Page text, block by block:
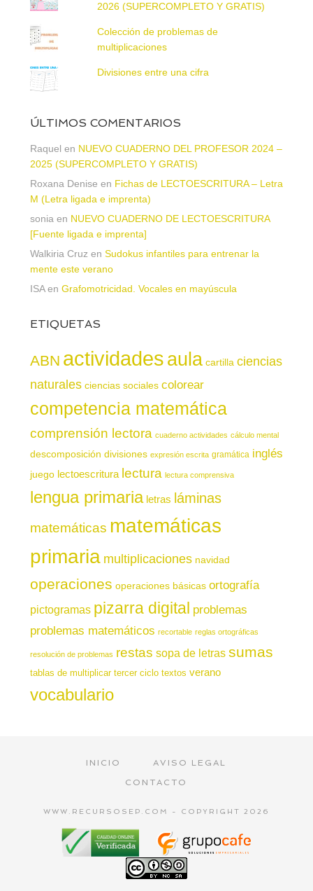
2026 (SUPERCOMPLETO Y GRATIS)
Colección de problemas de
multiplicaciones
Divisiones entre una cifra
ÚLTIMOS COMENTARIOS
Raquel en NUEVO CUADERNO DEL PROFESOR 2024 –
2025 (SUPERCOMPLETO Y GRATIS)
Roxana Denise en Fichas de LECTOESCRITURA – Letra
M (Letra ligada e imprenta)
soniaen NUEVO CUADERNO DE LECTOESCRITURA
[Fuente ligada e imprenta]
Walkiria Cruzen Sudokus infantiles para entrenar la
mente este verano
ISAen Grafomotricidad. Vocales en mayúscula
ETIQUETAS
ABN actividadesaula cartilla ciencias
naturales ciencias sociales colorear
competencia matemática
comprensión lectora cuaderno actividades cálculo mental
descomposición divisiones expresión escrita gramática inglés
juego lectoescritura lectura lectura comprensiva
lengua primaria letras láminas
matemáticas matemáticas
primaria multiplicaciones navidad
operaciones operaciones básicas ortografía
pictogramas pizarra digital problemas
problemas matemáticos recortable reglas ortográficas
resolución de problemas restas sopa de letras sumas
tablas de multiplicar tercer ciclo textos verano
vocabulario
INICIO
AVISO LEGAL
CONTACTO
WWW.RECURSOSEP.COM - COPYRIGHT 2026